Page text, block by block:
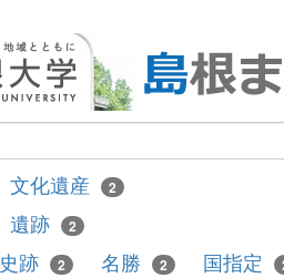
文化遺産 2
遺跡 2
史跡 2 名勝 2 国指定